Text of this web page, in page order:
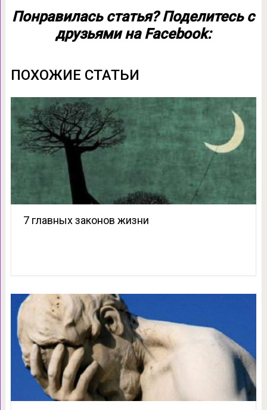
Понравилась статья? Поделитесь с
друзьями на Facebook:
ПОХОЖИЕ СТАТЬИ
7 главных законов жизни